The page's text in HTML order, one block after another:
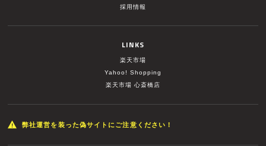
採用情報
LINKS
楽天市場
Yahoo! Shopping
楽天市場 心斎橋店
弊社運営を装った偽サイトにご注意ください！